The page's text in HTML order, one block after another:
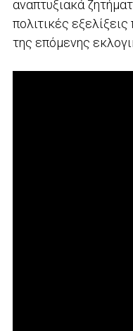
αναπτυξιακά
πολιτικές
της επόμενης